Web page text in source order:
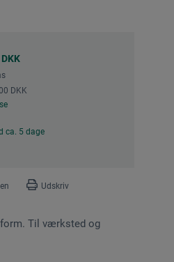
DKK
DKK
ca. 5 dage
Udskriv
Til værksted og